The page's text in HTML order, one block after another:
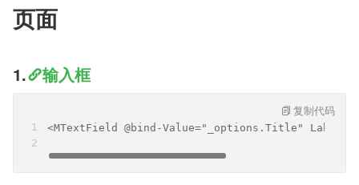
页面
1. 输入框
<MTextField @bind-Value="_options.Title" Label="
复制代码